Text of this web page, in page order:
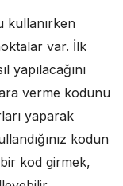
kullanırken
var. İlk
yapılacağını
verme kodunu
yaparak
kodun
kod girmek,